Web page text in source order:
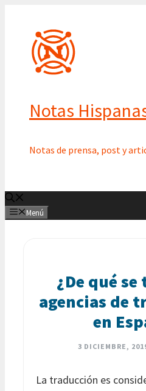
contenido
Notas
Notas de prensa, post y
Menú
¿De qué
agencias de
en
3 DICIEMBRE,
La traducción es